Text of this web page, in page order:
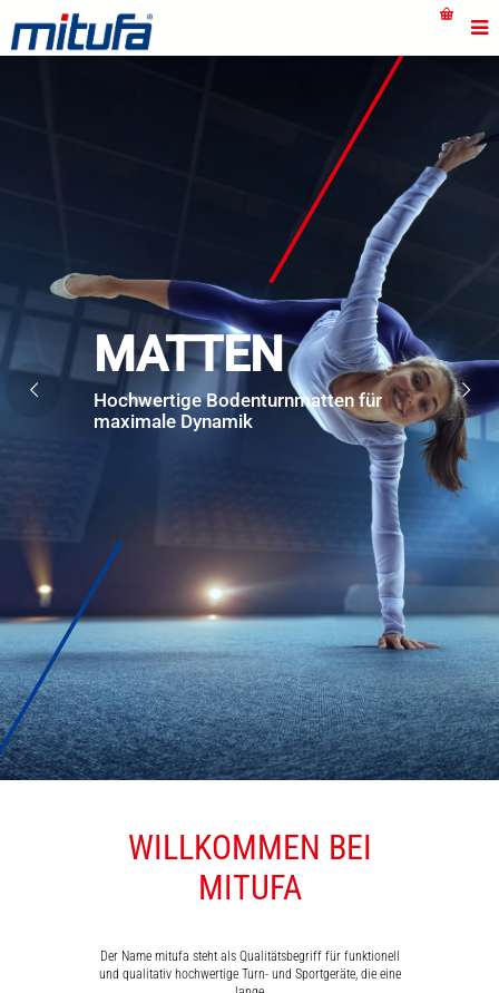
MATTEN
MATTEN
Hochwertige Bodenturnmatten für
maximale Dynamik
WILLKOMMEN BEI
MITUFA
Der Name mitufa steht als Qualitätsbegriff für funktionell
und qualitativ hochwertige Turn- und Sportgeräte, die eine